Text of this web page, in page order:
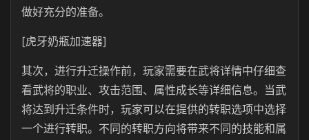
做好充分的准备。
[虎牙奶瓶加速器]
其次，进行升迁操作前，玩家需要在武将详情中仔细查
看武将的职业、攻击范围、属性成长等详细信息。当武
将达到升迁条件时，玩家可以在提供的转职选项中选择
一个进行转职。不同的转职方向将带来不同的技能和属